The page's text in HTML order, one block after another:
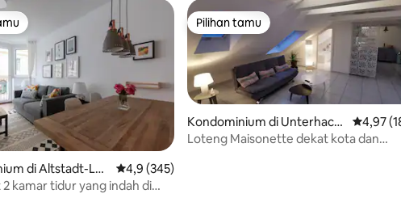
di Altstadt-Leh
Nilai rata-rata 4,9 dari 5, 345 ulasan
4,9 (345)
kamar tidur yang indah di
Pilihan tamu
Pilihan tamu
Kondominium di Unterhachi
ng
Nilai4,97
Loteng Maisonette dekat kota dan